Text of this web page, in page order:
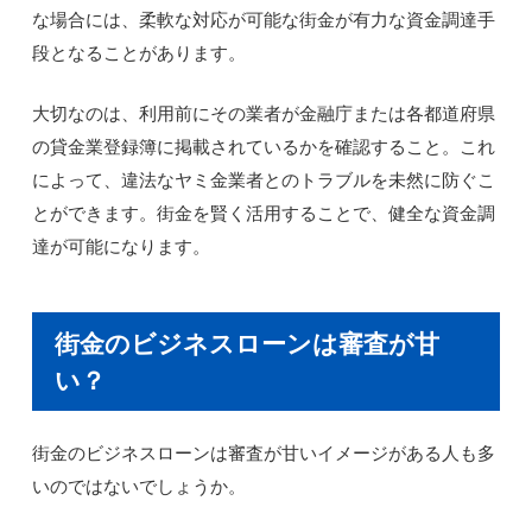
な場合には、柔軟な対応が可能な街金が有力な資金調達手
段となることがあります。
大切なのは、利用前にその業者が金融庁または各都道府県
の貸金業登録簿に掲載されているかを確認すること。これ
によって、違法なヤミ金業者とのトラブルを未然に防ぐこ
とができます。街金を賢く活用することで、健全な資金調
達が可能になります。
街金のビジネスローンは審査が甘
い？
街金のビジネスローンは審査が甘いイメージがある人も多
いのではないでしょうか。